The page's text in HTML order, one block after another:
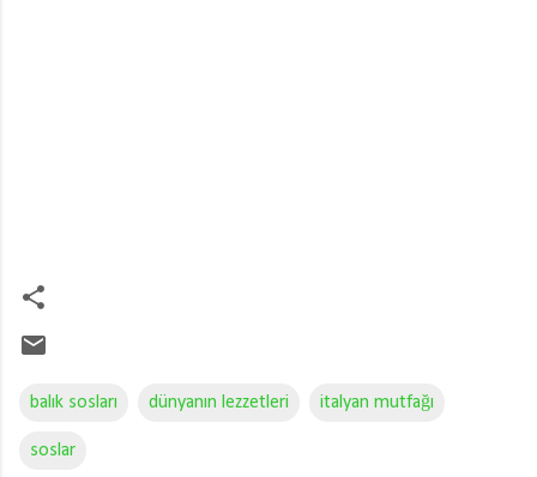
balık sosları dünyanın lezzetleri italyan mutfağı
soslar